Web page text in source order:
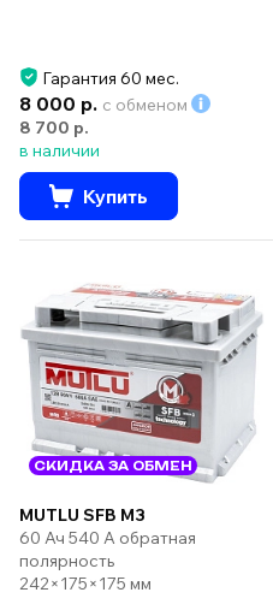
Гарантия 60 мес.
8 000 р. с обменом
8 700 р.
в наличии
Купить
СКИДКА ЗА ОБМЕН
MUTLU SFB M3
60 Ач 540 А обратная
полярность
242×175×175 мм